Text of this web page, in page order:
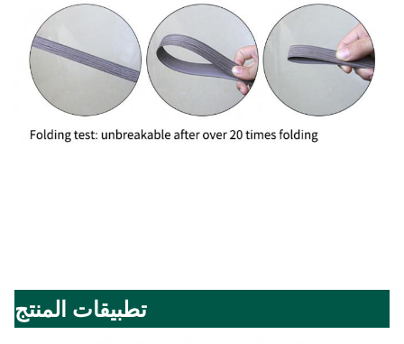
تطبيقات المنتج